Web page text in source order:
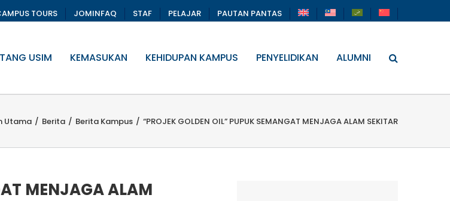
TOURS JOMINFAQ STAF PELAJAR PAUTAN PANTAS
USIM KEMASUKAN KEHIDUPAN KAMPUS PENYELIDIKAN ALUMNI
Utama / Berita / Berita Kampus / “PROJEK GOLDEN OIL” PUPUK SEMANGAT MENJAGA ALAM SEKITAR
MENJAGA ALAM